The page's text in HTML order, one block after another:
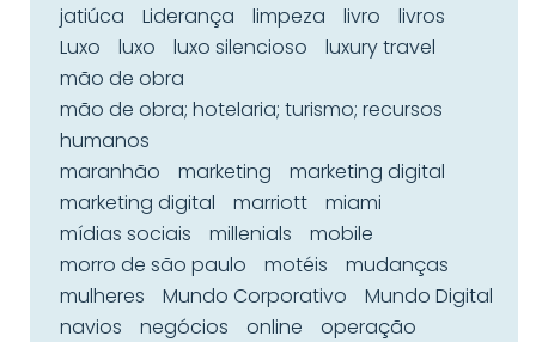
jatiúca
Liderança limpeza livro
livros
Luxo
luxo luxo silencioso
luxury travel
mão de obra
mão de obra; hotelaria; turismo; recursos
humanos
maranhão
marketing
marketing digital
marketing digital
marriott
miami
mídias sociais
millenials
mobile
morro de são paulo
motéis
mudanças
mulheres
Mundo Corporativo
Mundo Digital
navios
negócios online
operação